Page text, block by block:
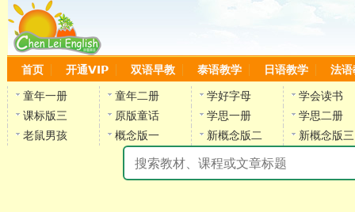
首页 开通VIP 双语早教 泰语教学 日语教学 法语
童年一册 童年二册 学好字母
学会读书
课标版三
原版童话 学思一册
学思二册
老鼠男孩
概念版一 新概念版二 新概念版三